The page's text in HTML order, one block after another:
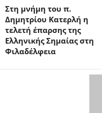
Στη μνήμη του π.
Δημητρίου Κατερλή η
τελετή έπαρσης της
Ελληνικής Σημαίας στη
Φιλαδέλφεια